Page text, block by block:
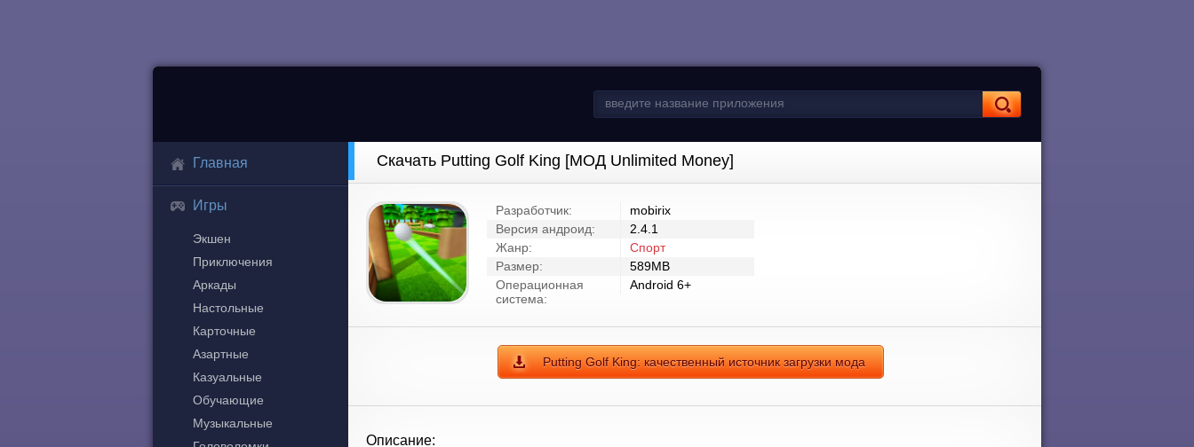
Главная
Игры
Экшен
Приключения
Аркады
Настольные
Карточные
Азартные
Казуальные
Обучающие
Музыкальные
Скачать Putting Golf King [МОД Unlimited Money]
Разработчик:
mobirix
Версия андроид:
2.4.1
Жанр:
Спорт
Размер:
589MB
Операционная
система:
Android 6+
Putting Golf King: качественный источник загрузки мода
Описание: